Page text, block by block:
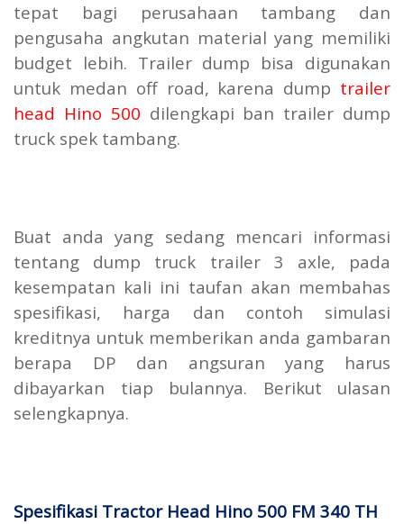
tepat bagi perusahaan tambang dan
pengusaha angkutan material yang memiliki
budget lebih. Trailer dump bisa digunakan
untuk medan off road, karena dump trailer
head Hino 500 dilengkapi ban trailer dump
truck spek tambang.
Buat anda yang sedang mencari informasi
tentang dump truck trailer 3 axle, pada
kesempatan kali ini taufan akan membahas
spesifikasi, harga dan contoh simulasi
kreditnya untuk memberikan anda gambaran
berapa DP dan angsuran yang harus
dibayarkan tiap bulannya. Berikut ulasan
selengkapnya.
Spesifikasi Tractor Head Hino 500 FM 340 TH